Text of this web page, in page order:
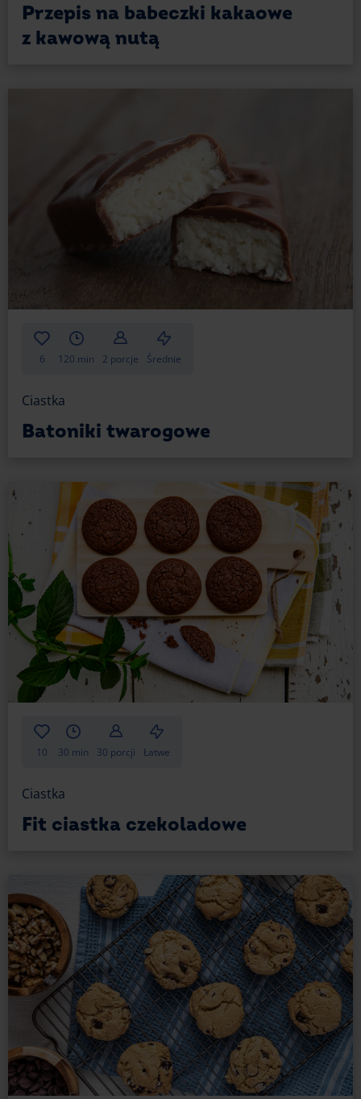
Przepis na babeczki kakaowe
z kawową nutą
6 120 min 2 porcje Średnie
Ciastka
Batoniki twarogowe
10 30 min 30 porcji Łatwe
Ciastka
Fit ciastka czekoladowe